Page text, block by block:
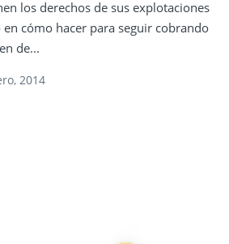
los derechos de sus explotaciones
cómo hacer para seguir cobrando
de...
2014